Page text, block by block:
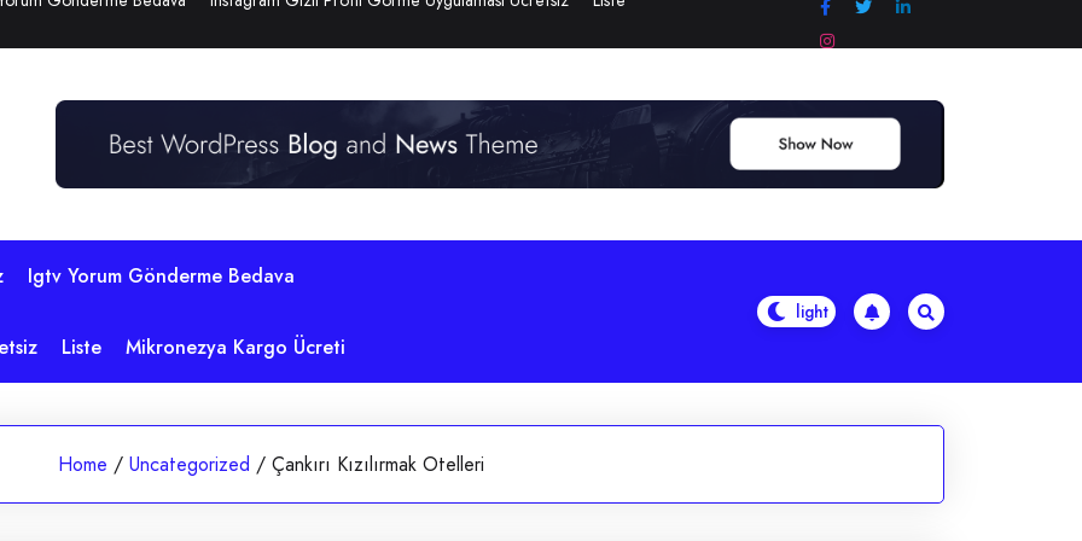
Igtv Yorum Gönderme Bedava
Liste Mikronezya Kargo Ücreti
Home / Uncategorized / Çankırı Kızılırmak Otelleri